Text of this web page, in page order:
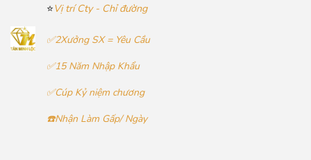
⭐Vị trí Cty - Chỉ đường
✅2Xưởng SX = Yêu Cầu
✅15 Năm Nhập Khẩu
✅Cúp Kỷ niệm chương
☎️Nhận Làm Gấp/ Ngày